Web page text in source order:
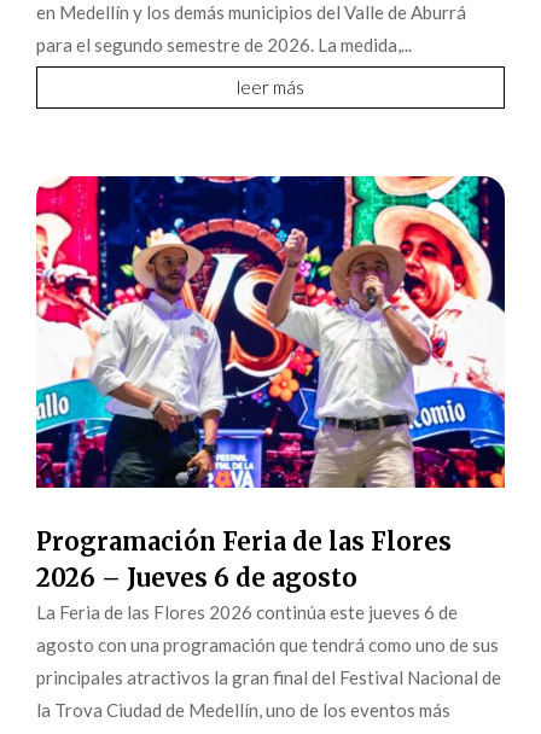
en Medellín y los demás municipios del Valle de Aburrá
para el segundo semestre de 2026. La medida,...
leer más
Programación Feria de las Flores
2026 – Jueves 6 de agosto
La Feria de las Flores 2026 continúa este jueves 6 de
agosto con una programación que tendrá como uno de sus
principales atractivos la gran final del Festival Nacional de
la Trova Ciudad de Medellín, uno de los eventos más